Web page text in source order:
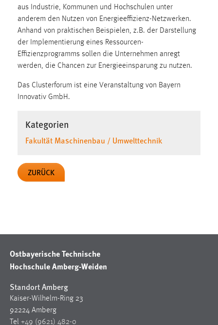
aus Industrie, Kommunen und Hochschulen unter
anderem den Nutzen von Energieeffizienz-Netzwerken.
Anhand von praktischen Beispielen, z.B. der Darstellung
der Implementierung eines Ressourcen-
Effizienzprogramms sollen die Unternehmen anregt
werden, die Chancen zur Energieeinsparung zu nutzen.
Das Clusterforum ist eine Veranstaltung von Bayern
Innovativ GmbH.
Kategorien
Fakultät Maschinenbau / Umwelttechnik
ZURÜCK
Ostbayerische Technische
Hochschule Amberg-Weiden
Standort Amberg
Kaiser-Wilhelm-Ring 23
92224 Amberg
Tel +49 (9621) 482-0
Zweck:
Das Cookie speichert die gewählte Sprache der Website.
Cookie Laufzeit:
30 Tage
Name:
Wird benötigt um die Chatfunktion nutzen zu können.
Cookie Laufzeit:
MibewSessionID, mibew-chat-frame-style-
5e9dbeb1811c0446 = Sitzungslaufzeit, mibew_locale = 3
fe_user, be_user, be_lastLoginProvider
Zweck:
einloggen zu können.
Cookie Laufzeit:
24 Stunden